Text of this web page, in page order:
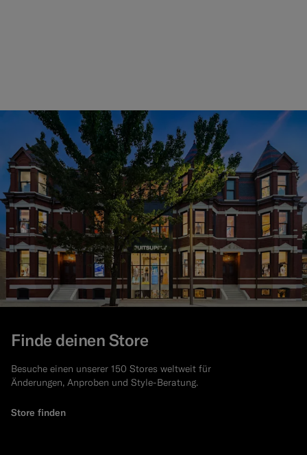
Finde deinen Store
Besuche einen unserer 150 Stores weltweit für
Änderungen, Anproben und Style-Beratung.
Store finden